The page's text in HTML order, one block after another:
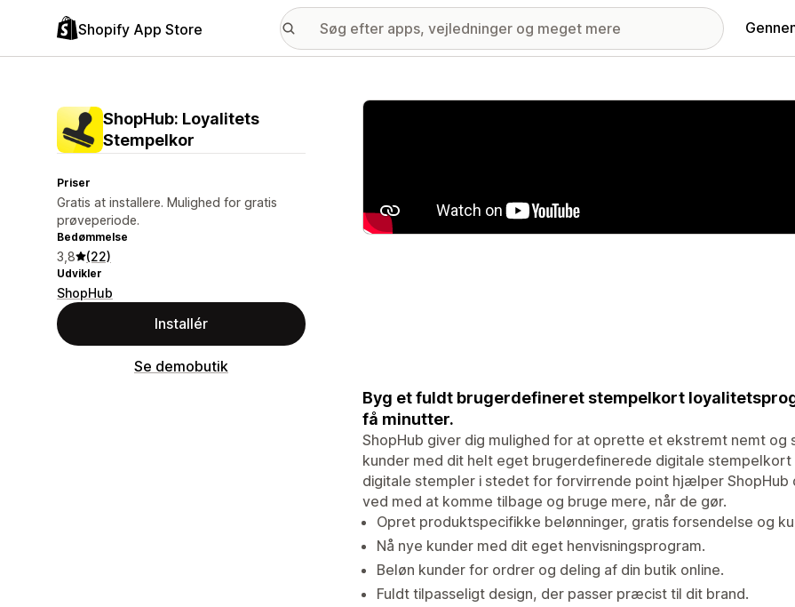
Shopify App Store
ShopHub: Loyalitets
Stempelkor
Priser
Gratis at installere. Mulighed for gratis
prøveperiode.
Bedømmelse
3,8 (22)
Udvikler
ShopHub
Installér
Se demobutik
Galleri med udvalgte billeder
Byg et fuldt brugerdefineret stempelkort
få minutter.
ShopHub giver dig mulighed for at oprette et ekstremt nemt
kunder med dit helt eget brugerdefinerede digitale stempelkort
digitale stempler i stedet for forvirrende point hjælper ShopHub
ved med at komme tilbage og bruge mere, når de gør.
Opret produktspecifikke belønninger, gratis forsendelse og
Nå nye kunder med dit eget henvisningsprogram.
Beløn kunder for ordrer og deling af din butik online.
Fuldt tilpasseligt design, der passer præcist til dit brand.